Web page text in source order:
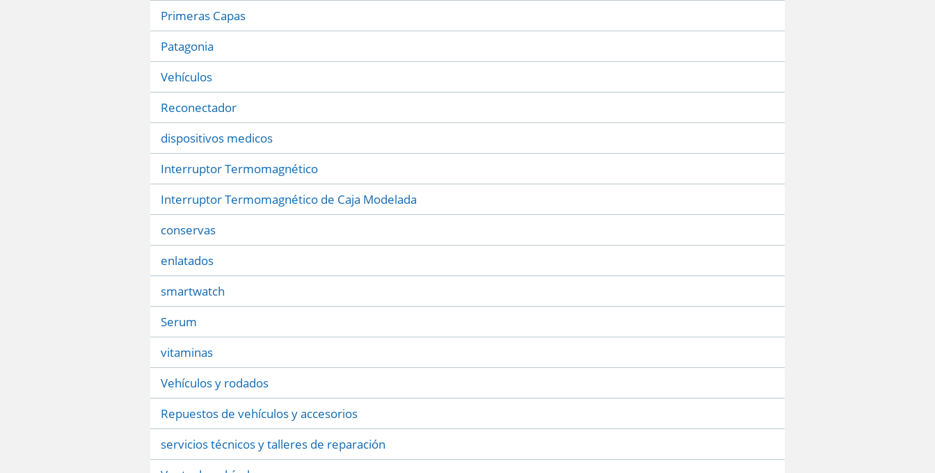
Primeras Capas
Patagonia
Vehículos
Reconectador
dispositivos medicos
Interruptor Termomagnético
Interruptor Termomagnético de Caja Modelada
conservas
enlatados
smartwatch
Serum
vitaminas
Vehículos y rodados
Repuestos de vehículos y accesorios
servicios técnicos y talleres de reparación